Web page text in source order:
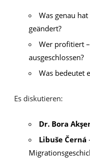
Was genau
geändert?
Wer profitiert
ausgeschlossen?
Was bedeutet
Es diskutieren:
Dr. Bora
Libuše Černá